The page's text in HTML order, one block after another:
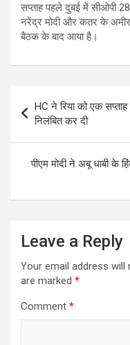
सप्ताह पहले दुबई में सीओपी
नरेंद्र मोदी और कतर के
बैठक के बाद आया है।
navigation
HC ने रिया को एक
निलंबित कर दी
पीएम मोदी ने अबू धाबी के
Leave a Reply
Your email address will
are marked *
Comment *